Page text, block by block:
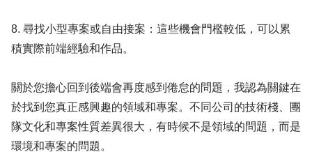
8. 尋找小型專案或自由接案：這些機會門檻較低，可以累
積實際前端經驗和作品。
關於您擔心回到後端會再度感到倦怠的問題，我認為關鍵在
於找到您真正感興趣的領域和專案。不同公司的技術棧、團
隊文化和專案性質差異很大，有時候不是領域的問題，而是
環境和專案的問題。